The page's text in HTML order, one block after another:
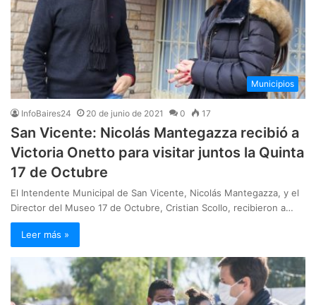
Municipios
InfoBaires24 20 de junio de 2021 0 17
San Vicente: Nicolás Mantegazza recibió a
Victoria Onetto para visitar juntos la Quinta
17 de Octubre
El Intendente Municipal de San Vicente, Nicolás Mantegazza, y el
Director del Museo 17 de Octubre, Cristian Scollo, recibieron a…
Leer más »